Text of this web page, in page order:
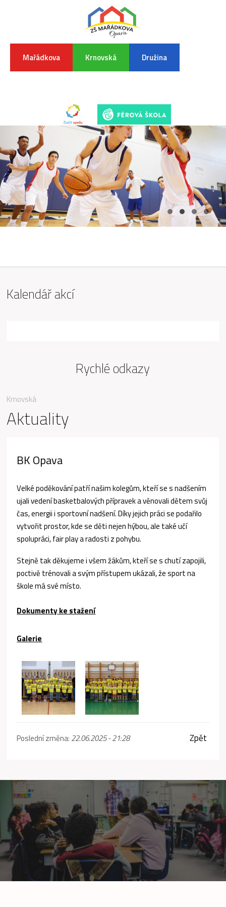
Mařádkova Krnovská Družina
Krnovská
Aktuality
BK Opava
Velké poděkování patří našim kolegům, kteří se s nadšením
ujali vedení basketbalových přípravek a věnovali dětem svůj
čas, energii i sportovní nadšení. Díky jejich práci se podařilo
vytvořit prostor, kde se děti nejen hýbou, ale také učí
spolupráci, fair play a radosti z pohybu.
Stejně tak děkujeme i všem žákům, kteří se s chutí zapojili,
poctivě trénovali a svým přístupem ukázali, že sport na
škole má své místo.
Dokumenty ke stažení
Galerie
Poslední změna: 22.06.2025 - 21:28 Zpět
Kalendář akcí
Rychlé odkazy